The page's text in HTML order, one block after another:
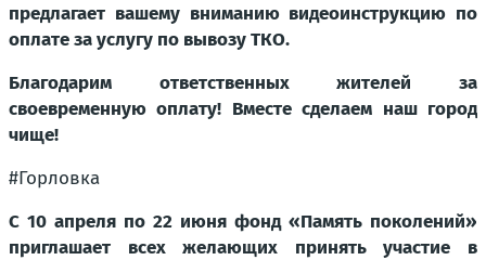
предлагает вашему вниманию видеоинструкцию по
оплате за услугу по вывозу ТКО.
Благодарим ответственных жителей за
своевременную оплату! Вместе сделаем наш город
чище!
#Горловка
С 10 апреля по 22 июня фонд «Память поколений»
приглашает всех желающих принять участие в